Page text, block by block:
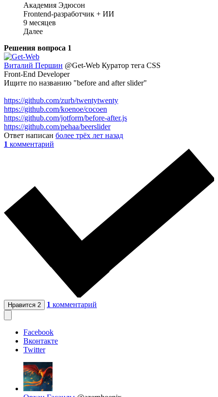
Академия Эдюсон
Frontend-разработчик + ИИ
9 месяцев
Далее
Решения вопроса 1
Виталий Першин @Get-Web Куратор тега CSS
Front-End Developer
Ищите по названию "before and after slider"
https://github.com/zurb/twentytwenty
https://github.com/koenoe/cocoen
https://github.com/jotform/before-after.js
https://github.com/pehaa/beerslider
Ответ написан более трёх лет назад
1 комментарий
Нравится 2 1 комментарий
Facebook
Вконтакте
Twitter